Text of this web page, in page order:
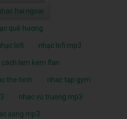
hai ngoai
quê hương
lofi nhạc lofi mp3
cach lam kem flan
the hinh nhac tap gym
nhac vu truong mp3
song mp3